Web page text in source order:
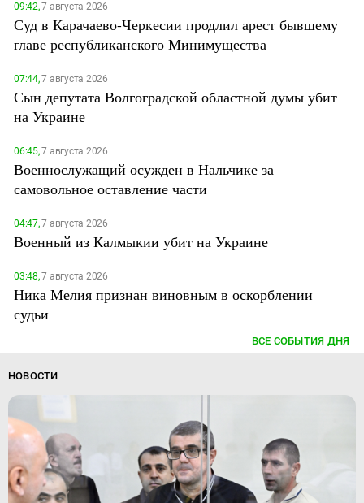
09:42,7 августа 2026
Суд в Карачаево-Черкесии продлил арест бывшему
главе республиканского Минимущества
07:44,7 августа 2026
Сын депутата Волгоградской областной думы убит
на Украине
06:45,7 августа 2026
Военнослужащий осужден в Нальчике за
самовольное оставление части
04:47,7 августа 2026
Военный из Калмыкии убит на Украине
03:48,7 августа 2026
Ника Мелия признан виновным в оскорблении
судьи
ВСЕ СОБЫТИЯ ДНЯ
НОВОСТИ